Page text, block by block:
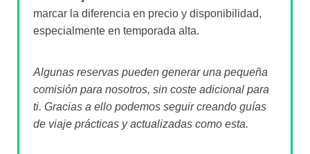
marcar la diferencia en precio y disponibilidad,
especialmente en temporada alta.
Algunas reservas pueden generar una pequeña
comisión para nosotros, sin coste adicional para
ti. Gracias a ello podemos seguir creando guías
de viaje prácticas y actualizadas como esta.